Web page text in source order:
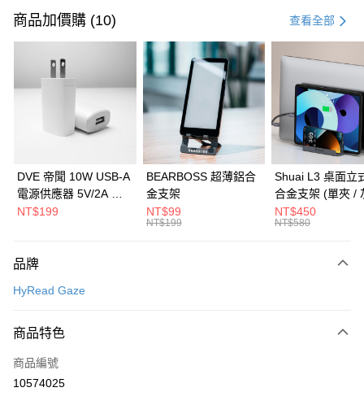
信用卡一次付款
3 期 0 利率 每期 NT$2,496
第一商業銀行
華南商業銀行
彰化商業銀行
上海商業儲蓄銀行
台北富邦商業銀行
兆豐國際商業銀行
臺灣中小企業銀行
台中商業銀行
匯豐（台灣）商業銀行
華泰商業銀行
聯邦商業銀行
元大商業銀行
台灣樂天信用卡公司
NT$1,248 21家銀行
合作金庫商業銀行
第一商業銀行
彰化商業銀行
台北富邦商業銀行
國泰世華商業銀行
兆豐國際商業銀行
臺灣中小企業銀行
匯豐（台灣）商業銀行
玉山商業銀行
台灣樂天信用卡公司
街口支付
悠遊付
相關說明
1.本服務由台灣大哥大提供，台灣大哥大用戶可立即使用無須另外申請。
2.付款方式選擇「大哥付你分期」，訂單成立後會自動跳轉到大哥付的交易
ATM付款
貨到付款
商品加價購 (10) 查看全部
DVE 帝聞 10W USB-A
電源供應器 5V/2A 充
電頭 (適用閱讀器、小
NT$199
BEARBOSS 超薄鋁合
金支架
NT$99
NT$199
Shuai L3 桌面立
合金支架 (單夾 /
NT$450
NT$580
品牌
HyRead Gaze
商品特色
商品編號
10574025